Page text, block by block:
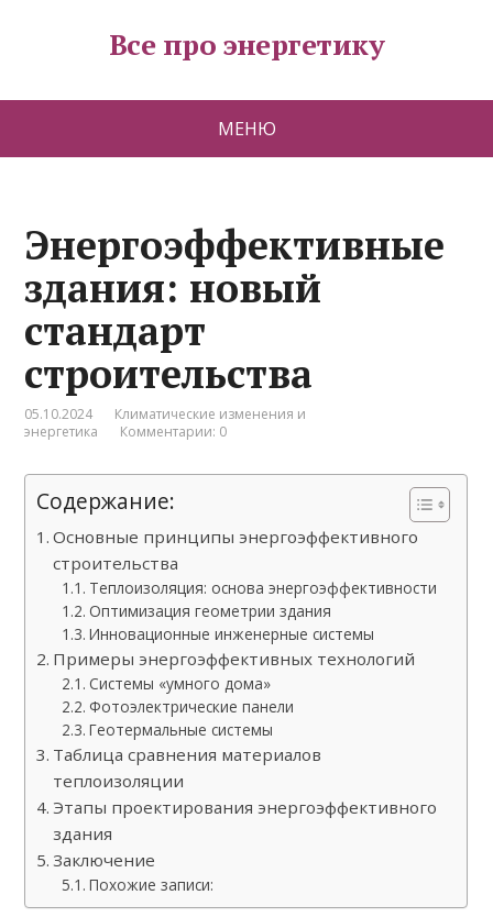
Все про энергетику
МЕНЮ
Энергоэффективные
здания: новый
стандарт
строительства
05.10.2024
Климатические изменения и
энергетика
Комментарии: 0
Содержание:
Основные принципы энергоэффективного
строительства
Теплоизоляция: основа энергоэффективности
Оптимизация геометрии здания
Инновационные инженерные системы
Примеры энергоэффективных технологий
Системы «умного дома»
Фотоэлектрические панели
Геотермальные системы
Таблица сравнения материалов
теплоизоляции
Этапы проектирования энергоэффективного
здания
Заключение
Похожие записи: